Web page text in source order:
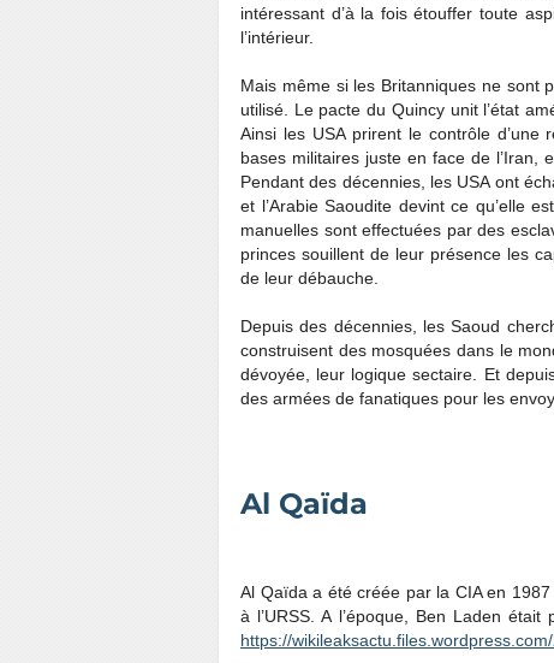
intéressant d’à la fois étouffer toute
l’intérieur.
Mais même si les Britanniques ne sont
utilisé. Le pacte du Quincy unit l’état
Ainsi les USA prirent le contrôle d’une
bases militaires juste en face de l’Iran,
Pendant des décennies, les USA ont
et l’Arabie Saoudite devint ce qu’elle
manuelles sont effectuées par des
princes souillent de leur présence les
de leur débauche.
Depuis des décennies, les Saoud
construisent des mosquées dans le
dévoyée, leur logique sectaire. Et
des armées de fanatiques pour les
Al Qaïda
Al Qaïda a été créée par la CIA en
à l’URSS. A l’époque, Ben Laden
https://